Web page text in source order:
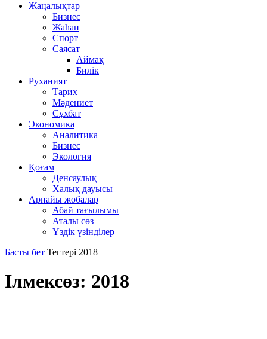
Жаңалықтар
Бизнес
Жаһан
Спорт
Саясат
Аймақ
Билік
Руханият
Тарих
Мәдениет
Сұхбат
Экономика
Аналитика
Бизнес
Экология
Қоғам
Денсаулық
Халық дауысы
Арнайы жобалар
Абай тағылымы
Аталы сөз
Үздік үзінділер
Басты бет Тегтері 2018
Ілмексөз: 2018